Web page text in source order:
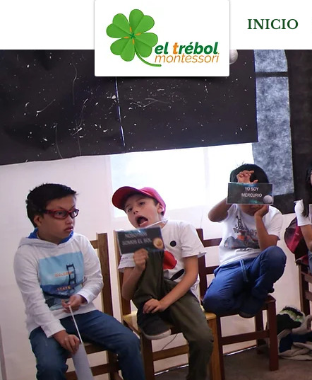
INICIO